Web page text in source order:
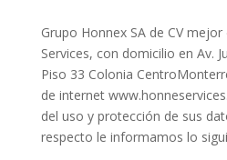
Grupo Honnex SA de CV
Services, con domicilio en Av.
Piso 33 Colonia
de internet
del uso y protección de sus
respecto le informamos lo